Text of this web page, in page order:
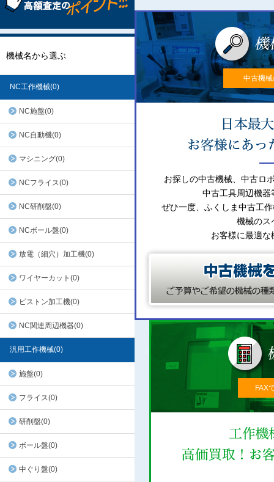
機械名から選ぶ
NC工作機械(0)
NC施盤(0)
NC自動機(0)
マシニング(0)
NCフライス(0)
NC研削盤(0)
NCボール盤(0)
放電（細穴）加工機(0)
ワイヤーカット(0)
ピストン加工機(0)
NC関連周辺機器(0)
汎用工作機械(0)
施盤(0)
フライス(0)
研削盤(0)
ボール盤(0)
中ぐり盤(0)
中古機
お探しの中古機械、中古ロ
中古工具周辺機器
ぜひ一度、ふくしま中古工
機械のス
お客様に最適
FAX